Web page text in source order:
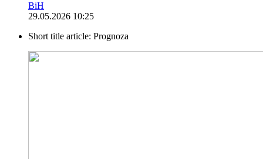
BiH
29.05.2026 10:25
Short title article: Prognoza